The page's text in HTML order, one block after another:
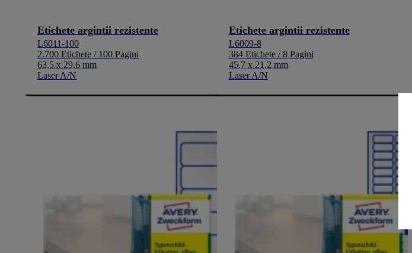
Etichete argintii rezistente
L6011-100
2.700 Etichete / 100 Pagini
63,5 x 29,6 mm
Laser A/N
Etichete argintii rezistente
L6009-8
384 Etichete / 8 Pagini
45,7 x 21,2 mm
Laser A/N